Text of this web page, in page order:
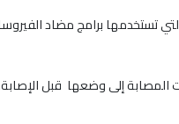
تستخدمها برامج مضاد
المصابة إلى وضعها قبل